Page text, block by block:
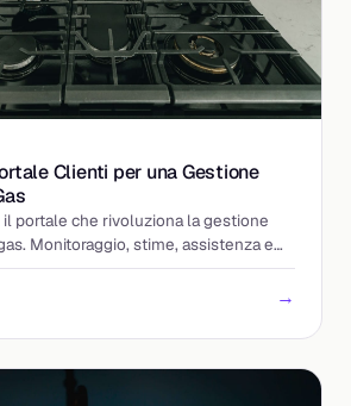
Clienti per una Gestione
portale che rivoluziona la gestione
Monitoraggio, stime, assistenza e
piattaforma.
→